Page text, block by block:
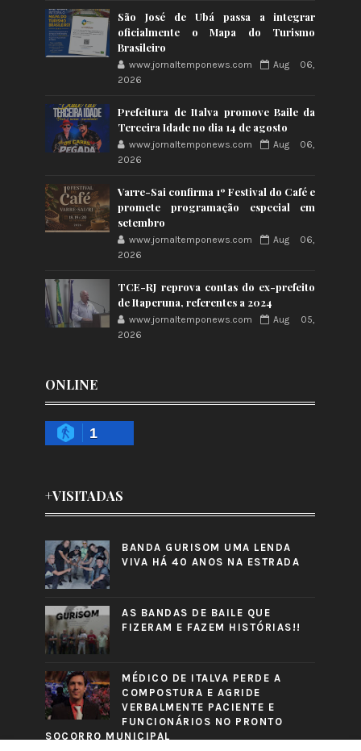
São José de Ubá passa a integrar
oficialmente o Mapa do Turismo
Brasileiro
www.jornaltemponews.com
Aug 06,
2026
Prefeitura de Italva promove Baile da
Terceira Idade no dia 14 de agosto
www.jornaltemponews.com
Aug 06,
2026
Varre-Sai confirma 1º Festival do Café e
promete programação especial em
setembro
www.jornaltemponews.com
Aug 06,
2026
TCE-RJ reprova contas do ex-prefeito
de Itaperuna, referentes a 2024
www.jornaltemponews.com
Aug 05,
2026
ONLINE
1
+VISITADAS
BANDA GURISOM UMA LENDA
VIVA HÁ 40 ANOS NA ESTRADA
AS BANDAS DE BAILE QUE
FIZERAM E FAZEM HISTÓRIAS!!
MÉDICO DE ITALVA PERDE A
COMPOSTURA E AGRIDE
VERBALMENTE PACIENTE E
FUNCIONÁRIOS NO PRONTO
SOCORRO MUNICIPAL